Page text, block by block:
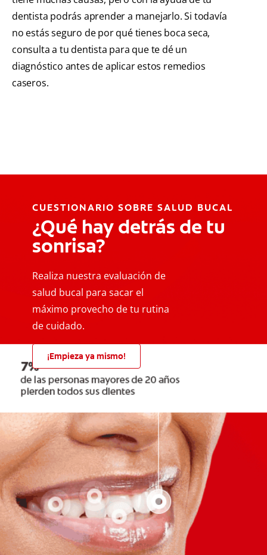
dentista podrás aprender a manejarlo. Si todavía
no estás seguro de por qué tienes boca seca,
consulta a tu dentista para que te dé un
diagnóstico antes de aplicar estos remedios
caseros.
CUESTIONARIO SOBRE SALUD BUCAL
¿Qué hay detrás de tu
sonrisa?
Realiza nuestra evaluación de
salud bucal para sacar el
máximo provecho de tu rutina
de cuidado.
¡Empieza ya mismo!